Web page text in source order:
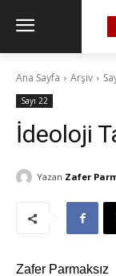
Ana Sayfa Arşiv
Sayı 22
İdeoloji
Yazan Zafer
Zafer Parmaksız